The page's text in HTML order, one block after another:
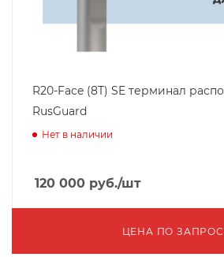
R20-Face (8T) SE терминал
RusGuard
Нет в наличии
120 000 руб./шт
ЦЕНА ПО